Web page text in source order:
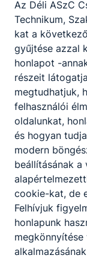
Az Déli ASzC
Technikum,
kat a
gyűjtése azzal
honlapot -
részeit
megtudhatjuk,
felhasználói
oldalunkat,
és hogyan
modern
beállításának
cookie-kat, de
Felhívjuk
honlapunk